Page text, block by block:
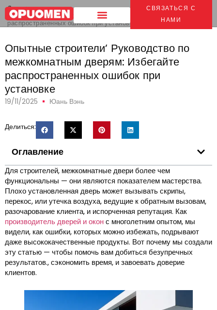
СВЯЗАТЬСЯ С
НАМИ
Дом >
Expert Builders' Guide to Interior Doors : Избегайте
распространенных ошибок при установке
Опытные строители’ Руководство по
межкомнатным дверям: Избегайте
распространенных ошибок при
установке
19/11/2025 Юань Вэнь
Делиться:
Оглавление
Для строителей, межкомнатные двери более чем
функциональны — они являются показателем мастерства.
Плохо установленная дверь может вызывать скрипы,
перекос, или утечка воздуха, ведущие к обратным вызовам,
разочарование клиента, и испорченная репутация. Как
производитель дверей и оконс многолетним опытом, мы
видели, как ошибки, которых можно избежать, подрывают
даже высококачественные продукты. Вот почему мы создали
эту статью — чтобы помочь вам добиться безупречных
результатов., сэкономить время, и завоевать доверие
клиентов.